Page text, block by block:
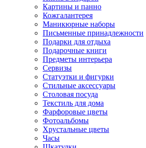
Картины и панно
Кожгалантерея
Маникюрные наборы
Письменные принадлежности
Подарки для отдыха
Подарочные книги
Предметы интерьера
Сервизы
Статуэтки и фигурки
Стильные аксессуары
Столовая посуда
Текстиль для дома
Фарфоровые цветы
Фотоальбомы
Хрустальные цветы
Часы